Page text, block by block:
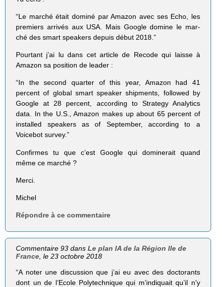
“Le marché était dominé par Amazon avec ses Echo, les
premiers arrivés aux USA. Mais Google domine le mar-
ché des smart speakers depuis début 2018.”
Pourtant j’ai lu dans cet article de Recode qui laisse à
Amazon sa position de leader :
“In the second quarter of this year, Amazon had 41
percent of global smart speaker shipments, followed by
Google at 28 percent, according to Strategy Analytics
data. In the U.S., Amazon makes up about 65 percent of
installed speakers as of September, according to a
Voicebot survey.”
Confirmes tu que c’est Google qui dominerait quand
même ce marché ?
Merci.
Michel
Répondre à ce commentaire
Commentaire 93 dansLe plan IA de la Région Ile de
France , le 23 octobre 2018
“A noter une discussion que j’ai eu avec des doctorants
dont un de l’Ecole Polytechnique qui m’indiquait qu’il n’y